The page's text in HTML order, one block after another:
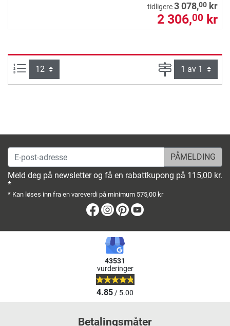
tidligere3 078,00 kr
2 306,00 kr
Produkter pr. side: Side
E-post-adresse
Meld deg på newsletter og få en rabattkupong på 115,00 kr.
*
* Kan løses inn fra en vareverdi på minimum 575,00 kr
Facebook
Instagram
Pinterest
43531
vurderinger
4.85/ 5.00
Betalingsmåter